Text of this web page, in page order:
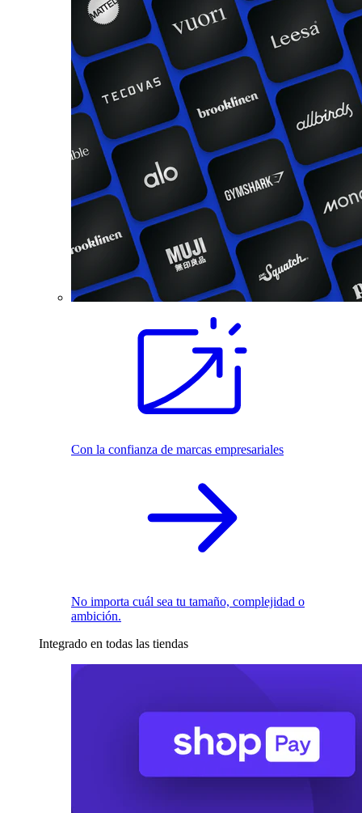
Con la confianza de marcas empresariales
No importa cuál sea tu tamaño, complejidad o
ambición.
Integrado en todas las tiendas